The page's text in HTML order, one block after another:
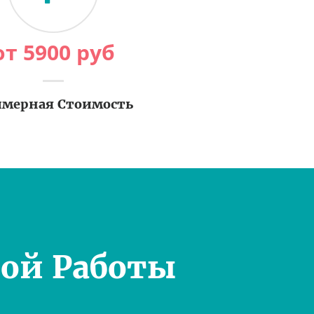
5900 руб
Стоимость
Работы